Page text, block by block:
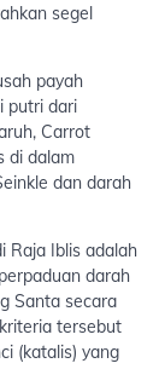
segel
payah
putri dari
Carrot
di dalam
dan darah
Raja Iblis adalah
darah
Santa secara
tersebut
(katalis) yang